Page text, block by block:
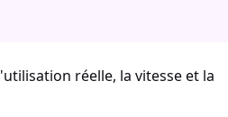
réelle, la vitesse et la